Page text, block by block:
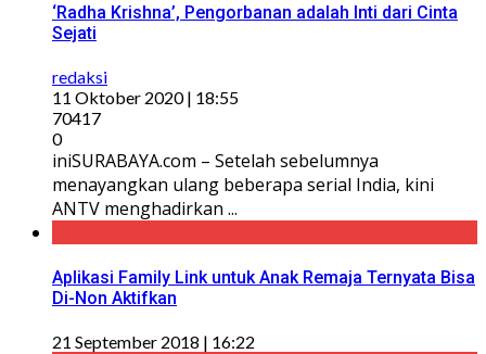
‘Radha Krishna’, Pengorbanan adalah Inti dari Cinta
Sejati
redaksi
11 Oktober 2020 | 18:55
70417
0
iniSURABAYA.com – Setelah sebelumnya
menayangkan ulang beberapa serial India, kini
ANTV menghadirkan ...
Aplikasi Family Link untuk Anak Remaja Ternyata Bisa
Di-Non Aktifkan
21 September 2018 | 16:22